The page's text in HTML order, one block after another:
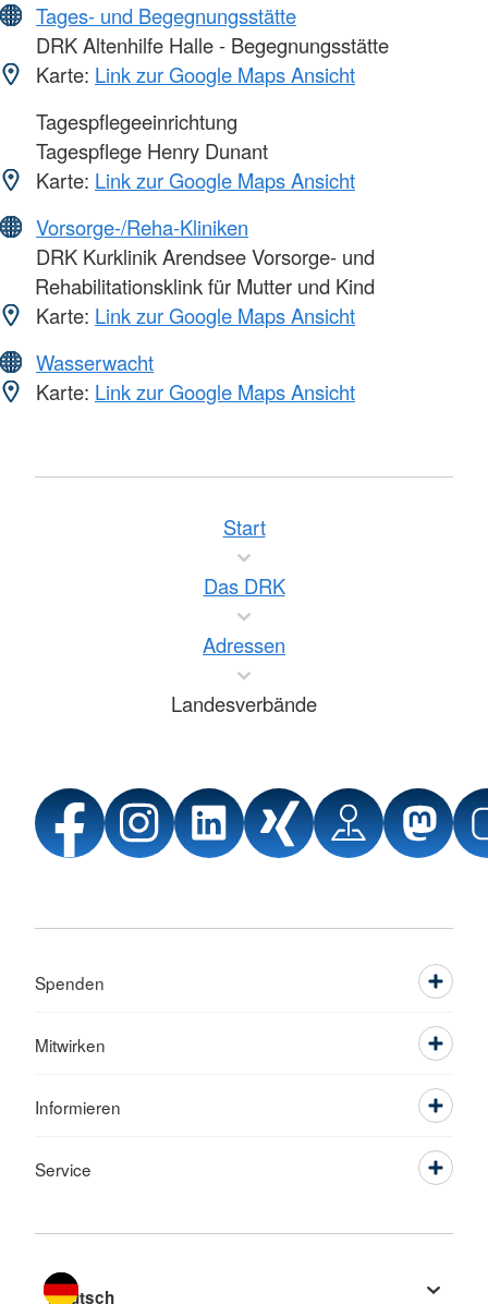
Tages- und Begegnungsstätte
DRK Altenhilfe Halle - Begegnungsstätte
Karte: Link zur Google Maps Ansicht
Tagespflegeeinrichtung
Tagespflege Henry Dunant
Karte: Link zur Google Maps Ansicht
Vorsorge-/Reha-Kliniken
DRK Kurklinik Arendsee Vorsorge- und
Rehabilitationsklink für Mutter und Kind
Karte: Link zur Google Maps Ansicht
Wasserwacht
Karte: Link zur Google Maps Ansicht
Start
Das DRK
Adressen
Landesverbände
Spenden
Mitwirken
Informieren
Service
Sprache wechseln zu